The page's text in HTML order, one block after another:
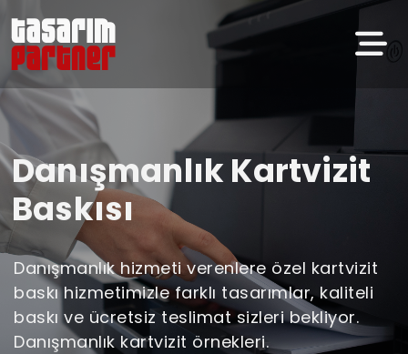
Danışmanlık Kartvizit
Baskısı
Danışmanlık hizmeti verenlere özel kartvizit
baskı hizmetimizle farklı tasarımlar, kaliteli
baskı ve ücretsiz teslimat sizleri bekliyor.
Danışmanlık kartvizit örnekleri.